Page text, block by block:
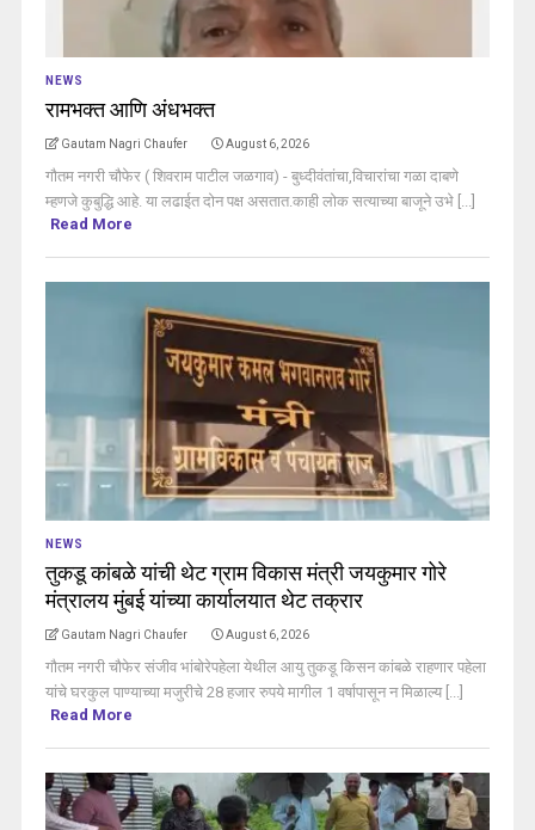
NEWS
रामभक्त आणि अंधभक्त
Gautam Nagri Chaufer August 6, 2026
गौतम नगरी चौफेर ( शिवराम पाटील जळगाव) - बुध्दीवंतांचा,विचारांचा गळा दाबणे
म्हणजे कुबुद्धि आहे. या लढाईत दोन पक्ष असतात.काही लोक सत्याच्या बाजूने उभे [...]
Read More
NEWS
तुकडू कांबळे यांची थेट ग्राम विकास मंत्री जयकुमार गोरे
मंत्रालय मुंबई यांच्या कार्यालयात थेट तक्रार
Gautam Nagri Chaufer August 6, 2026
गौतम नगरी चौफेर संजीव भांबोरेपहेला येथील आयु तुकडू किसन कांबळे राहणार पहेला
यांचे घरकुल पाण्याच्या मजुरीचे 28 हजार रुपये मागील 1 वर्षापासून न मिळाल्य [...]
Read More